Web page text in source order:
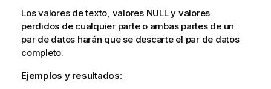
Los valores de texto, valores NULLy valores
perdidos de cualquier parte o ambas partes de un
par de datos harán que se descarte el par de datos
completo.
Ejemplos y resultados: